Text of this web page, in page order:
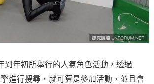
到年初所舉行的人氣角色活動，透過
進行搜尋，就可算是參加活動，並且會